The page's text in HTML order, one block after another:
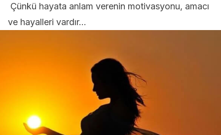
Çünkü hayata anlam verenin motivasyonu, amacı
ve hayalleri vardır…